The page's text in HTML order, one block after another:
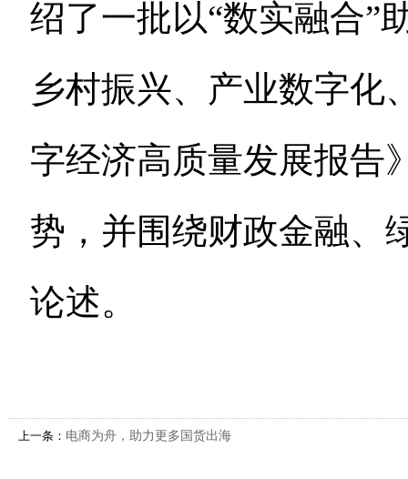
绍了一批以“数实融合”
乡村振兴、产业数字化
字经济高质量发展报告
势，并围绕财政金融、
论述。
上一条： 电商为舟，助力更多国货出海